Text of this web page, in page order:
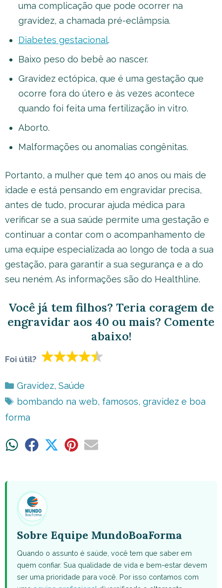
uma complicação que pode ocorrer na
gravidez, a chamada pré-eclâmpsia.
Diabetes gestacional.
Baixo peso do bebê ao nascer.
Gravidez ectópica, que é uma gestação que
ocorre fora do útero e às vezes acontece
quando foi feita uma fertilização in vitro.
Aborto.
Malformações ou anomalias congênitas.
Portanto, a mulher que tem 40 anos ou mais de
idade e está pensando em engravidar precisa,
antes de tudo, procurar ajuda médica para
verificar se a sua saúde permite uma gestação e
continuar a contar com o acompanhamento de
uma equipe especializada ao longo de toda a sua
gestação, para garantir a sua segurança e a do
seu neném. As informações são do Healthline.
Você já tem filhos? Teria coragem de
engravidar aos 40 ou mais? Comente
abaixo!
Foi útil?
Categorias
Gravidez, Saúde
Tags
bombando na web, famosos, gravidez e boa
forma
ShareShare ShareShareShare
Sobre Equipe MundoBoaForma
Quando o assunto é saúde, você tem que saber em
quem confiar. Sua qualidade de vida e bem-estar devem
ser uma prioridade para você. Por isso contamos com